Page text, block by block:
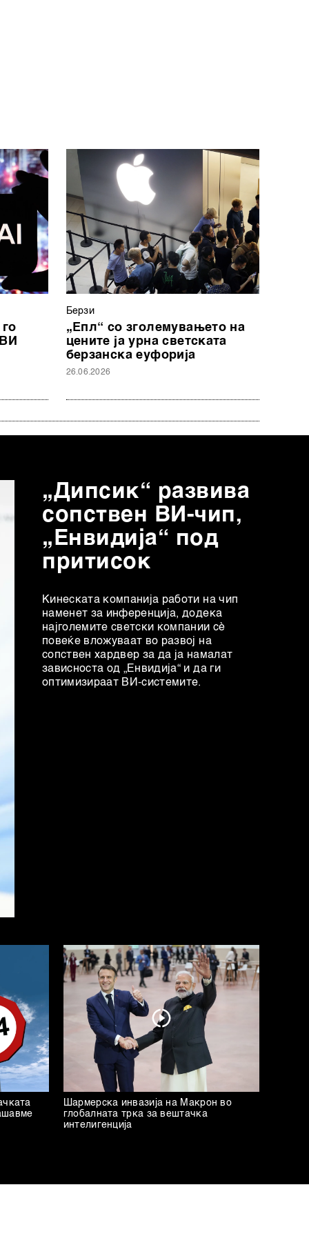
Берзи
„Епл“ со зголемувањето на
цените ја урна светската
берзанска еуфорија
26.06.2026
„Дипсик“ развива
сопствен ВИ-чип,
„Енвидија“ под
притисок
Кинеската компанија работи на чип
наменет за инференција, додека
најголемите светски компании сè
повеќе вложуваат во развој на
сопствен хардвер за да ја намалат
зависноста од „Енвидија“ и да ги
оптимизираат ВИ-системите.
Шармерска инвазија на Макрон во
глобалната трка за вештачка
интелигенција